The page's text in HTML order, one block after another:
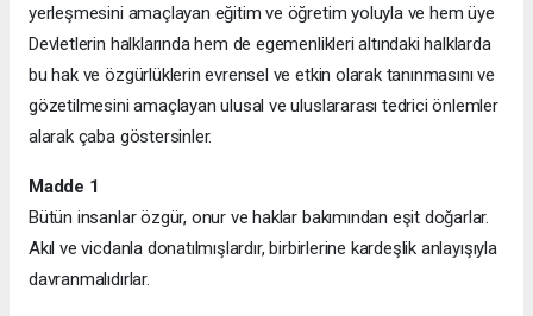
yerleşmesini amaçlayan eğitim ve öğretim yoluyla ve hem üye
Devletlerin halklarında hem de egemenlikleri altındaki halklarda
bu hak ve özgürlüklerin evrensel ve etkin olarak tanınmasını ve
gözetilmesini amaçlayan ulusal ve uluslararası tedrici önlemler
alarak çaba göstersinler.
Madde 1
Bütün insanlar özgür, onur ve haklar bakımından eşit doğarlar.
Akıl ve vicdanla donatılmışlardır, birbirlerine kardeşlik anlayışıyla
davranmalıdırlar.